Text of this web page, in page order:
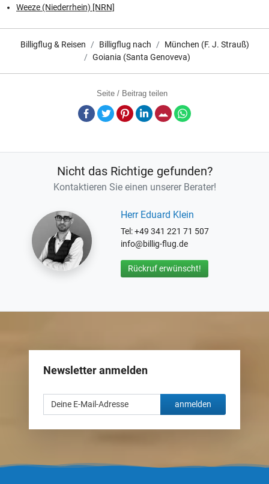
Weeze (Niederrhein) [NRN]
Billigflug & Reisen Billigflug nach
München (F. J. Strauß)
Goiania (Santa Genoveva)
Seite / Beitrag teilen
Facebook
TwitterPinterestLinkedInE-Mail
Nicht das Richtige gefunden?
Kontaktieren Sie einen unserer Berater!
Herr Eduard Klein
Tel: +49 341 221 71 507
info@billig-flug.de
Rückruf erwünscht!
Newsletter anmelden
anmelden